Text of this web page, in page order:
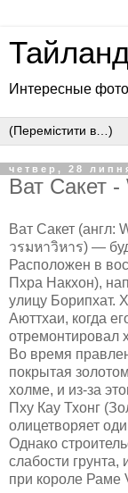
Интересные
четвер, 28
Ват Сакет -
Ват Сакет (англ:
วรมหาวิหาร) —
Расположен в
Пхра Накхон),
улицу Борипхат.
Аюттхаи, когда
отремонтировал
Во время
покрытая
холме, и из-за
Пху Кау Тхонг
олицетворяет
Однако
слабости
при короле Раме